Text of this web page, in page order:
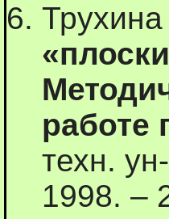
работе
техн.
1998. –